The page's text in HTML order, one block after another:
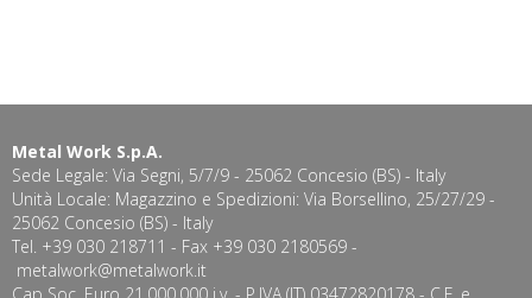
Metal Work S.p.A.
Sede Legale: Via Segni, 5/7/9 - 25062 Concesio (BS) - Italy
Unità Locale: Magazzino e Spedizioni: Via Borsellino, 25/27/29 -
25062 Concesio (BS) - Italy
Tel. +39 030 218711 - Fax +39 030 2180569 -
metalwork@metalwork.it